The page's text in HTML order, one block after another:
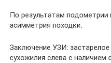
По результатам
асимметрия походки.
Заключение УЗИ:
сухожилия слева с наличием